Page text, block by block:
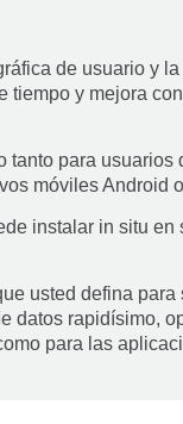
de usuario y
tiempo y mejora
tanto para usuarios
móviles Android
instalar in situ
usted defina
datos rapidísimo,
para las